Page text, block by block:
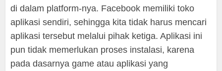
di dalam platform-nya. Facebook memiliki toko
aplikasi sendiri, sehingga kita tidak harus mencari
aplikasi tersebut melalui pihak ketiga. Aplikasi ini
pun tidak memerlukan proses instalasi, karena
pada dasarnya game atau aplikasi yang